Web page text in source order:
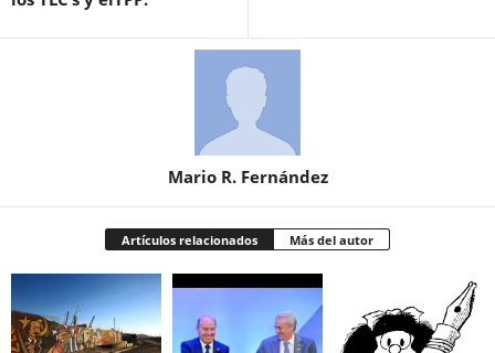
Mario R. Fernández
Artículos relacionados Más del autor